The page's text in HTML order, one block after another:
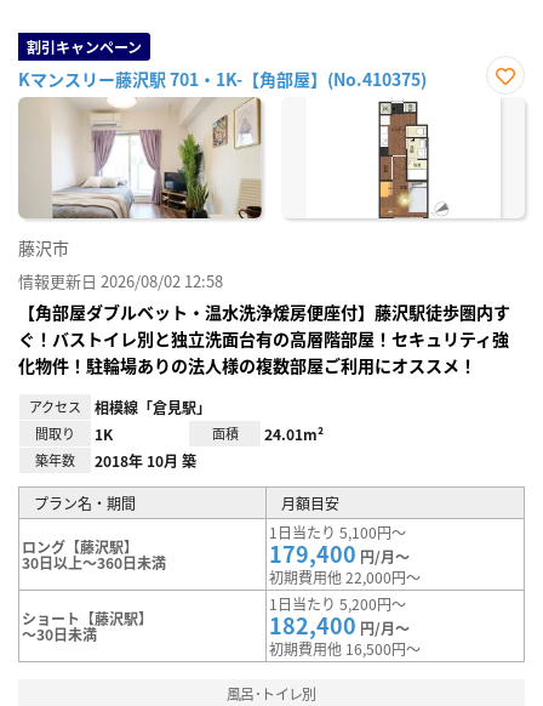
割引キャンペーン
Kマンスリー藤沢駅 701・1K-【角部屋】(No.410375)
お気
藤沢市
情報更新日 2026/08/02 12:58
【角部屋ダブルベット・温水洗浄煖房便座付】藤沢駅徒歩圏内す
ぐ！バストイレ別と独立洗面台有の高層階部屋！セキュリティ強
化物件！駐輪場ありの法人様の複数部屋ご利用にオススメ！
アクセス 相模線「倉見駅」
間取り 1K 面積 24.01m²
築年数 2018年 10月 築
プラン名・期間 月額目安
ロング【藤沢駅】
30日以上～360日未満
1日当たり 5,100円～
179,400 円/月～
初期費用他 22,000円～
ショート【藤沢駅】
～30日未満
1日当たり 5,200円～
182,400 円/月～
初期費用他 16,500円～
風呂･トイレ別